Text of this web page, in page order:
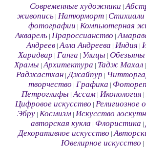
Современные художники |
живопись| Натюрморт| Стихиали
фотографии |Компьютерная
Акварель| Прароссианство |
Андреев |Алла Андреева |Индия |
Харидвар |Ганга Улицы |Обезьяны
Храмы |Архитектура Тадж Махал
Раджастхан|Джайпур
творчество Графика
Петроглифы |Ассам| Иконология
Цифровое искусство Религиозное
Эбру |Космизм |Искусство
авторская кукла Флористика |
Декоративное искусство |
Ювелирное искусство